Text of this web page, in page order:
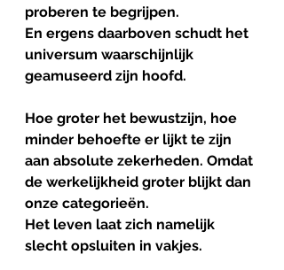
proberen te begrijpen.
En ergens daarboven schudt het
universum waarschijnlijk
geamuseerd zijn hoofd.
Hoe groter het bewustzijn, hoe
minder behoefte er lijkt te zijn
aan absolute zekerheden. Omdat
de werkelijkheid groter blijkt dan
onze categorieën.
Het leven laat zich namelijk
slecht opsluiten in vakjes.